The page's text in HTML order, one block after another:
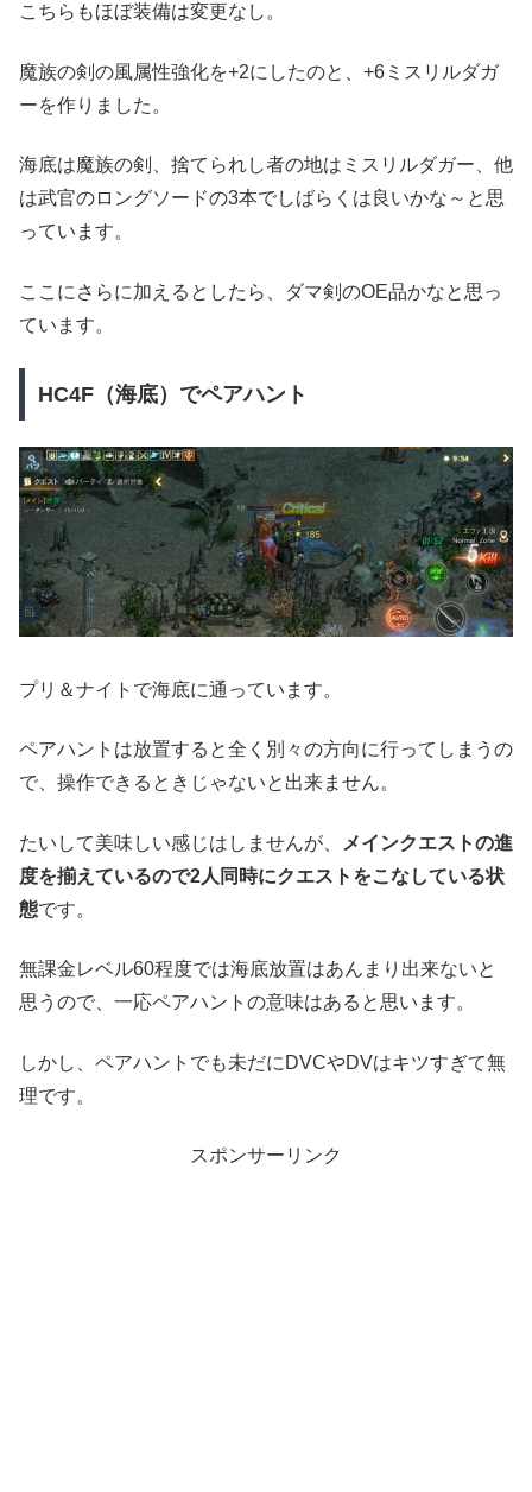
こちらもほぼ装備は変更なし。
魔族の剣の風属性強化を+2にしたのと、+6ミスリルダガ
ーを作りました。
海底は魔族の剣、捨てられし者の地はミスリルダガー、他
は武官のロングソードの3本でしばらくは良いかな～と思
っています。
ここにさらに加えるとしたら、ダマ剣のOE品かなと思っ
ています。
HC4F（海底）でペアハント
プリ＆ナイトで海底に通っています。
ペアハントは放置すると全く別々の方向に行ってしまうの
で、操作できるときじゃないと出来ません。
たいして美味しい感じはしませんが、
メインクエストの進
度を揃えているので2人同時にクエストをこなしている状
態です。
無課金レベル60程度では海底放置はあんまり出来ないと
思うので、一応ペアハントの意味はあると思います。
しかし、ペアハントでも未だにDVCやDVはキツすぎて無
理です。
スポンサーリンク